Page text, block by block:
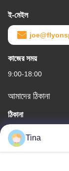
ই-মেইল
কাজের সময়
9:00-18:00
আমাদের ঠিকানা
ঠিকানা
চীন, গুয়াংডং, শেনজেন,
লংগ্যাং স্ট্রিট
Tina